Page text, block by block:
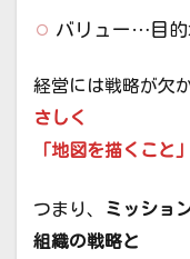
バリュー…目的
経営には戦略が欠
さしく
「地図を描くこと」
つまり、
ミッショ
組織の戦略と